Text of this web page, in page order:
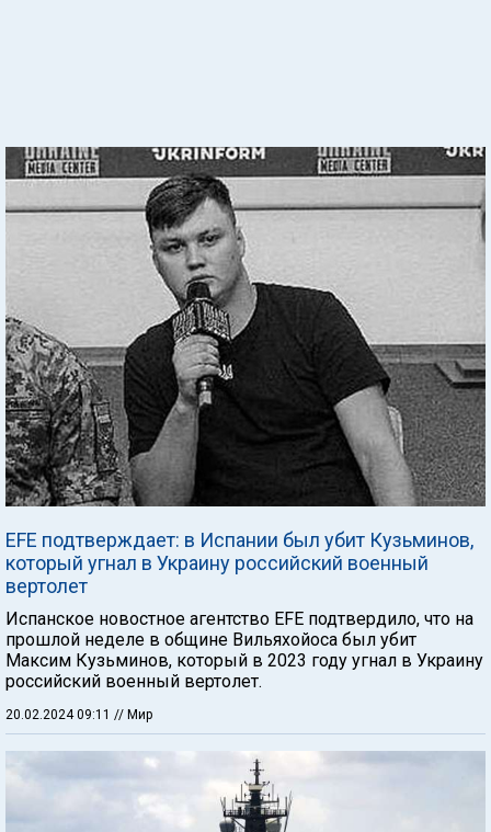
EFE подтверждает: в Испании был убит Кузьминов,
который угнал в Украину российский военный
вертолет
Испанское новостное агентство EFE подтвердило, что на
прошлой неделе в общине Вильяхойоса был убит
Максим Кузьминов, который в 2023 году угнал в Украину
российский военный вертолет.
20.02.2024 09:11 // Мир